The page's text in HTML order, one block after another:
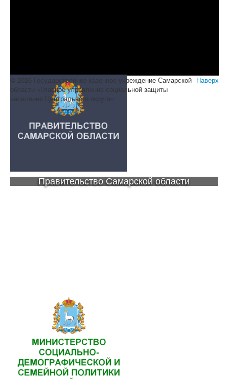
Правительство Самарской области
Наверх
© 2026 Государственное казенное учреждение Самарской
области «Главное управление социальной защиты
населения Центрального округа»